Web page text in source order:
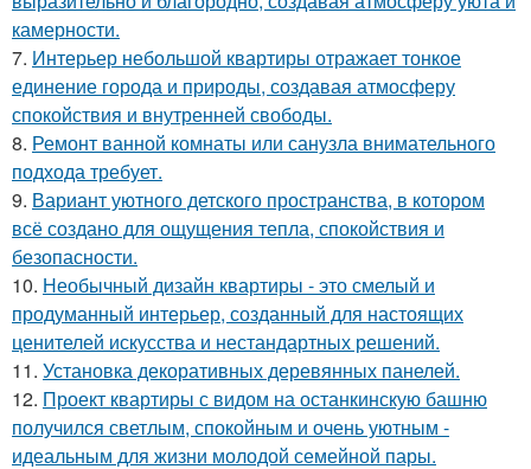
камерности.
7. Интерьер небольшой квартиры отражает тонкое
единение города и природы, создавая атмосферу
спокойствия и внутренней свободы.
8. Ремонт ванной комнаты или санузла внимательного
подхода требует.
9. Вариант уютного детского пространства, в котором
всё создано для ощущения тепла, спокойствия и
безопасности.
10. Необычный дизайн квартиры - это смелый и
продуманный интерьер, созданный для настоящих
ценителей искусства и нестандартных решений.
11. Установка декоративных деревянных панелей.
12. Проект квартиры с видом на останкинскую башню
получился светлым, спокойным и очень уютным -
идеальным для жизни молодой семейной пары.